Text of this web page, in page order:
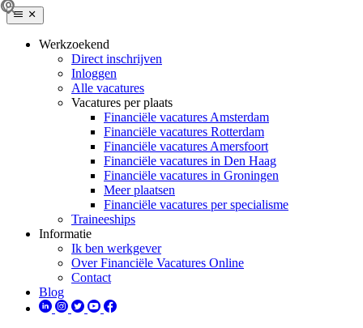
Werkzoekend
Direct inschrijven
Inloggen
Alle vacatures
Vacatures per plaats
Financiële vacatures Amsterdam
Financiële vacatures Rotterdam
Financiële vacatures Amersfoort
Financiële vacatures in Den Haag
Financiële vacatures in Groningen
Meer plaatsen
Financiële vacatures per specialisme
Traineeships
Informatie
Ik ben werkgever
Over Financiële Vacatures Online
Contact
Blog